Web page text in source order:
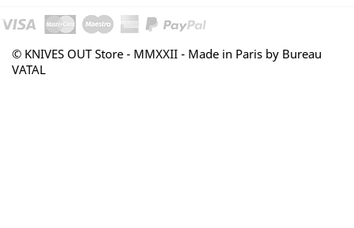
© KNIVES OUT Store - MMXXII - Made in Paris by Bureau
VATAL